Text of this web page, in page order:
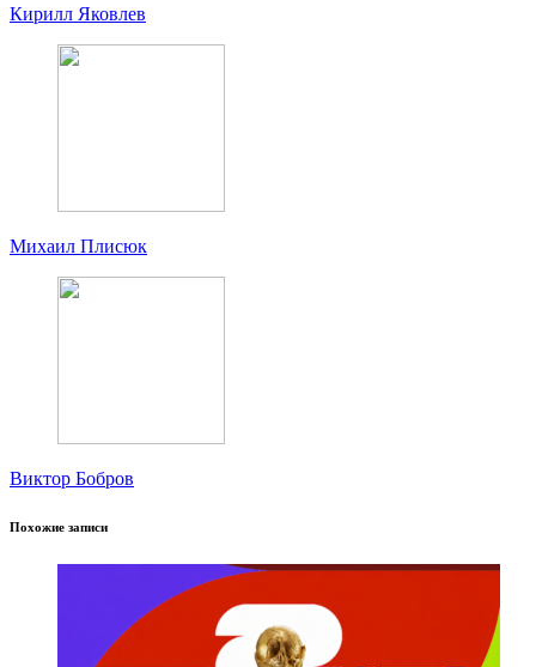
Кирилл Яковлев
Михаил Плисюк
Виктор Бобров
Похожие записи